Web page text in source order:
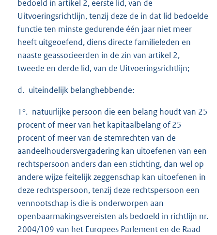
bedoeld in artikel 2, eerste lid, van de
Uitvoeringsrichtlijn, tenzij deze de in dat lid bedoelde
functie ten minste gedurende één jaar niet meer
heeft uitgeoefend, diens directe familieleden en
naaste geassocieerden in de zin van artikel 2,
tweede en derde lid, van de Uitvoeringsrichtlijn;
d. uiteindelijk belanghebbende:
1°. natuurlijke persoon die een belang houdt van 25
procent of meer van het kapitaalbelang of 25
procent of meer van de stemrechten van de
aandeelhoudersvergadering kan uitoefenen van een
rechtspersoon anders dan een stichting, dan wel op
andere wijze feitelijk zeggenschap kan uitoefenen in
deze rechtspersoon, tenzij deze rechtspersoon een
vennootschap is die is onderworpen aan
openbaarmakingsvereisten als bedoeld in richtlijn nr.
2004/109 van het Europees Parlement en de Raad